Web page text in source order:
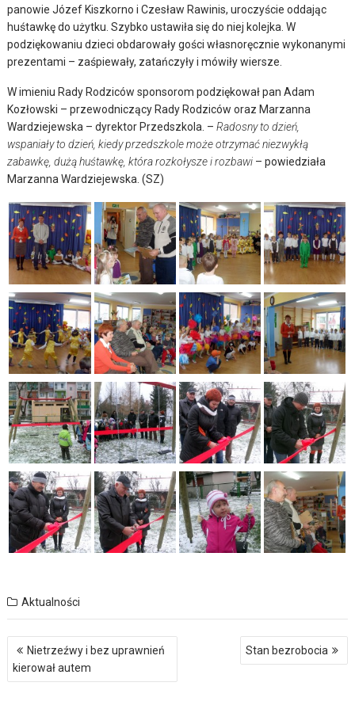
panowie Józef Kiszkorno i Czesław Rawinis, uroczyście oddając
huśtawkę do użytku. Szybko ustawiła się do niej kolejka. W
podziękowaniu dzieci obdarowały gości własnoręcznie wykonanymi
prezentami – zaśpiewały, zatańczyły i mówiły wiersze.
W imieniu Rady Rodziców sponsorom podziękował pan Adam
Kozłowski – przewodniczący Rady Rodziców oraz Marzanna
Wardziejewska – dyrektor Przedszkola. – Radosny to dzień,
wspaniały to dzień, kiedy przedszkole może otrzymać niezwykłą
zabawkę, dużą huśtawkę, która rozkołysze i rozbawi – powiedziała
Marzanna Wardziejewska. (SZ)
Aktualności
Nawigacja
wpisu
Nietrzeźwy i bez uprawnień
kierował autem
Stan bezrobocia